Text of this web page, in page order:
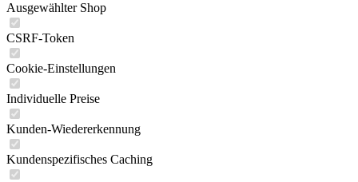
Ausgewählter Shop
CSRF-Token
Cookie-Einstellungen
Individuelle Preise
Kunden-Wiedererkennung
Kundenspezifisches Caching